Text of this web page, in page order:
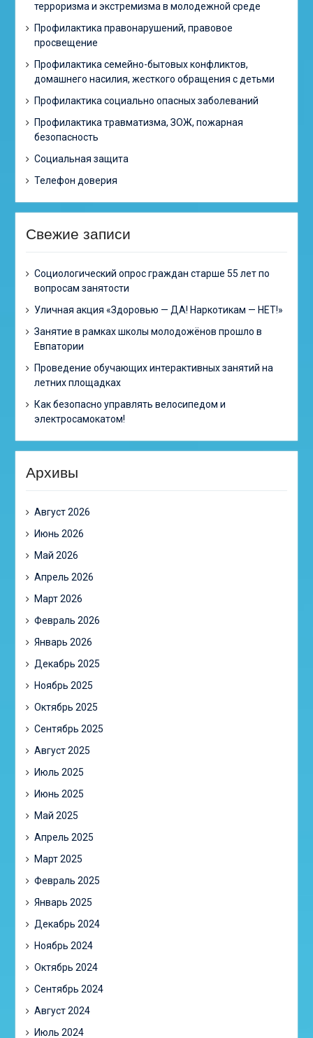
терроризма и экстремизма в молодежной среде
Профилактика правонарушений, правовое
просвещение
Профилактика семейно-бытовых конфликтов,
домашнего насилия, жесткого обращения с детьми
Профилактика социально опасных заболеваний
Профилактика травматизма, ЗОЖ, пожарная
безопасность
Социальная защита
Телефон доверия
Свежие записи
Cоциологический опрос граждан старше 55 лет по
вопросам занятости
Уличная акция «Здоровью — ДА! Наркотикам — НЕТ!»
Занятие в рамках школы молодожёнов прошло в
Евпатории
Проведение обучающих интерактивных занятий на
летних площадках
Как безопасно управлять велосипедом и
электросамокатом!
Архивы
Август 2026
Июнь 2026
Май 2026
Апрель 2026
Март 2026
Февраль 2026
Январь 2026
Декабрь 2025
Ноябрь 2025
Октябрь 2025
Сентябрь 2025
Август 2025
Июль 2025
Июнь 2025
Май 2025
Апрель 2025
Март 2025
Февраль 2025
Январь 2025
Декабрь 2024
Ноябрь 2024
Октябрь 2024
Сентябрь 2024
Август 2024
Июль 2024